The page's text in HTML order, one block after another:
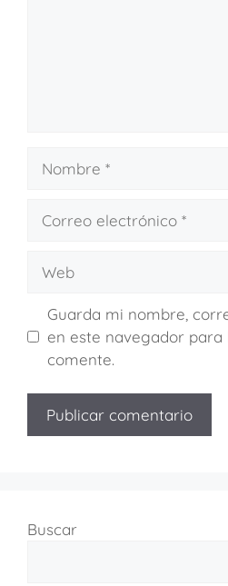
Guarda mi nombre,
en este navegador para
comente.
Buscar